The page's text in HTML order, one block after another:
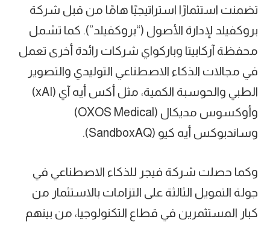
تضمنت استثمارًا استراتيجيًا هامًا من قبل شركة
بروكفيلد لإدارة الأصول (“بروكفيلد”). كما تشمل
محفظة آركابيتا وباركواي شركات رائدة أخرى تعمل
في مجالات الذكاء الاصطناعي التوليدي والتصوير
الطبي والحوسبة الكمية، مثل أكس أيه آي (xAI)
وأوكسوس مديكال (OXOS Medical)
وساندبوكس أيه كيو (SandboxAQ).
وكما حصلت شركة فيجر للذكاء الاصطناعي في
جولة التمويل الثالثة على التزامات بالاستثمار من
كبار المستثمرين في قطاع التكنولوجيا، من بينهم